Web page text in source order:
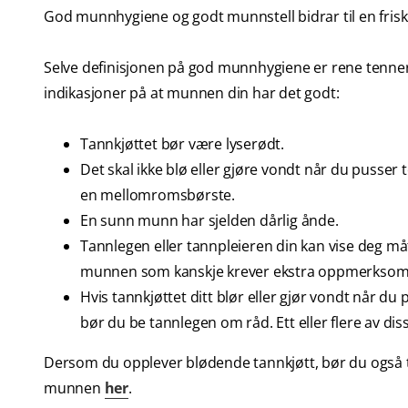
God munnhygiene og godt munnstell bidrar til en
Selve definisjonen på god munnhygiene er rene
indikasjoner på at munnen din har det godt:
Tannkjøttet bør være lyserødt.
Det skal ikke blø eller gjøre vondt når du
en mellomromsbørste.
En sunn munn har sjelden dårlig ånde.
Tannlegen eller tannpleieren din kan vise deg
munnen som kanskje krever ekstra
Hvis tannkjøttet ditt blør eller gjør vondt når du
bør du be tannlegen om råd. Ett eller flere av
Dersom du opplever blødende tannkjøtt, bør du
munnen her.